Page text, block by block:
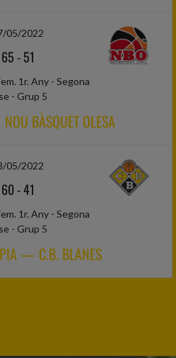
05/2022
65-51
1r. Any - Segona
- Grup 5
BÀSQUET OLESA
05/2022
60-41
1r. Any - Segona
- Grup 5
PIA — C.B. BLANES